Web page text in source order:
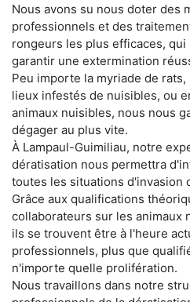
Nous avons su nous doter des
professionnels et des
rongeurs les plus efficaces,
garantir une extermination
Peu importe la myriade de
lieux infestés de nuisibles, ou
animaux nuisibles, nous nous
dégager au plus vite.
À Lampaul-Guimiliau, notre
dératisation nous permettra
toutes les situations d'invasion
Grâce aux qualifications
collaborateurs sur les animaux
ils se trouvent être à l'heure
professionnels, plus que
n'importe quelle prolifération.
Nous travaillons dans notre